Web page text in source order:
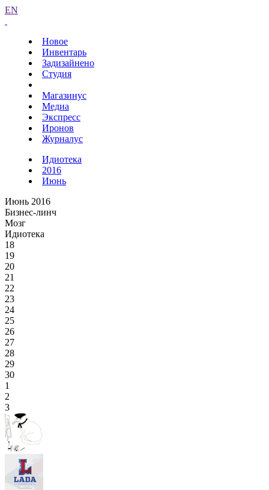
EN
Новое
Инвентарь
Задизайнено
Студия
Магазинус
Медиа
Экспресс
Иронов
Журналус
Идиотека
2016
Июнь
Июнь 2016
Бизнес-линч
Мозг
Идиотека
18
19
20
21
22
23
24
25
26
27
28
29
30
1
2
3